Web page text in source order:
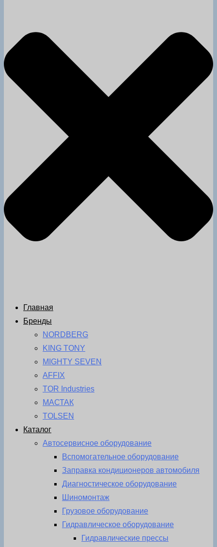
Главная
Бренды
NORDBERG
KING TONY
MIGHTY SEVEN
AFFIX
TOR Industries
МАСТАК
TOLSEN
Каталог
Автосервисное оборудование
Вспомогательное оборудование
Заправка кондиционеров автомобиля
Диагностическое оборудование
Шиномонтаж
Грузовое оборудование
Гидравлическое оборудование
Гидравлические прессы